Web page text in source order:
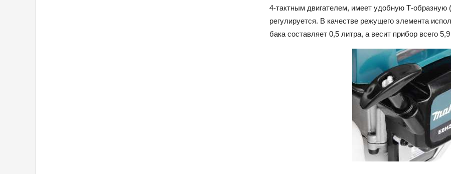
4-тактным двигателем, имеет удобную Т-образную
регулируется. В качестве режущего элемента
бака составляет 0,5 литра, а весит прибор всего